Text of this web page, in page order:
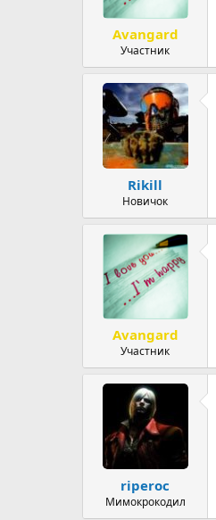
Avangard
Участник
Rikill
Новичок
Avangard
Участник
riperoc
Мимокрокодил